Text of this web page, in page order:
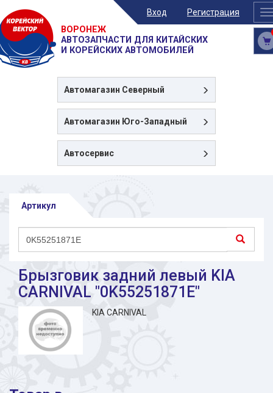
Вход Регистрация
ВОРОНЕЖ
АВТОЗАПЧАСТИ ДЛЯ КИТАЙСКИХ
И КОРЕЙСКИХ АВТОМОБИЛЕЙ
Автомагазин Северный
Автомагазин Юго-Западный
Автосервис
Артикул
Брызговик задний левый KIA
CARNIVAL "0K55251871E"
KIA CARNIVAL